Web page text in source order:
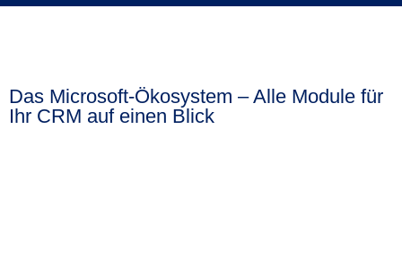
Das Microsoft-Ökosystem – Alle Module für
Ihr CRM auf einen Blick